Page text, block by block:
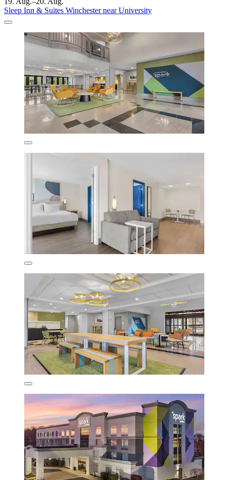
Sleep Inn & Suites Winchester near University